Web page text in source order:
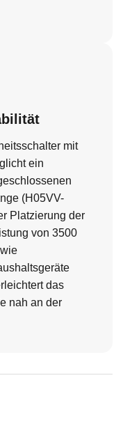
mit
ein
(H05VV-
Platzierung der
von 3500
das
nah an der